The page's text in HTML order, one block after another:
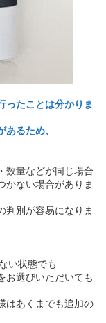
ったことは分かりま
るため、
数量などが同じ場合
かない場合がありま
判別が容易になりま
い状態でも
お選びいただいても
はあくまでも追加の